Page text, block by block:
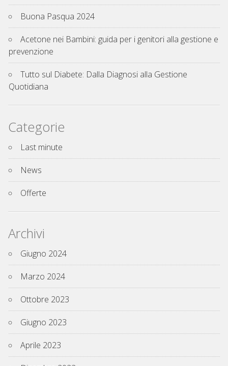
Buona Pasqua 2024
Acetone nei Bambini: guida per i genitori alla gestione e
prevenzione
Tutto sul Diabete: Dalla Diagnosi alla Gestione
Quotidiana
Categorie
Last minute
News
Offerte
Archivi
Giugno 2024
Marzo 2024
Ottobre 2023
Giugno 2023
Aprile 2023